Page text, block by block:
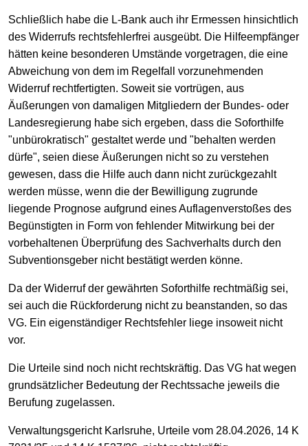
Schließlich habe die L-Bank auch ihr Ermessen hinsichtlich
des Widerrufs rechtsfehlerfrei ausgeübt. Die Hilfeempfänger
hätten keine besonderen Umstände vorgetragen, die eine
Abweichung von dem im Regelfall vorzunehmenden
Widerruf rechtfertigten. Soweit sie vortrügen, aus
Äußerungen von damaligen Mitgliedern der Bundes- oder
Landesregierung habe sich ergeben, dass die Soforthilfe
"unbürokratisch" gestaltet werde und "behalten werden
dürfe", seien diese Äußerungen nicht so zu verstehen
gewesen, dass die Hilfe auch dann nicht zurückgezahlt
werden müsse, wenn die der Bewilligung zugrunde
liegende Prognose aufgrund eines Auflagenverstoßes des
Begünstigten in Form von fehlender Mitwirkung bei der
vorbehaltenen Überprüfung des Sachverhalts durch den
Subventionsgeber nicht bestätigt werden könne.
Da der Widerruf der gewährten Soforthilfe rechtmäßig sei,
sei auch die Rückforderung nicht zu beanstanden, so das
VG. Ein eigenständiger Rechtsfehler liege insoweit nicht
vor.
Die Urteile sind noch nicht rechtskräftig. Das VG hat wegen
grundsätzlicher Bedeutung der Rechtssache jeweils die
Berufung zugelassen.
Verwaltungsgericht Karlsruhe, Urteile vom 28.04.2026, 14 K